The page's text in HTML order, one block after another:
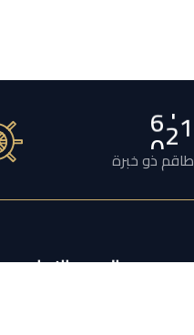
1
2
0
طاقم ذو خبرة
النشرة الإخبارية